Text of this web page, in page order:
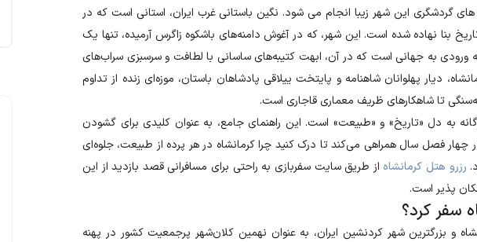
های گردشگری این شهر زیبا انجام می شود. نگین باستانی غرب ایران، استانی است که در
بنا نهاده شده است. این شهر، که در آغوش دامنه‌های باشکوه زاگرس آرمیده، تنها یک
به جهانی است که در آن، ابهت کتیبه‌های ساسانی با لطافت و سرسبزی سراب‌های
دیار پهلوانان شاهنامه و پایتخت ییلاقی پادشاهان باستان، موزه‌ای زنده از تداوم
تا شاهکارهای ظریف معماری قاجاری است.
به دل «تاریخ» و «طبیعت» است. این راهنمای جامع، به عنوان کلیدی برای گشودن
چهار فصل سال همراهی می‌کند تا درک کنید چرا کرمانشاه در هر پرده از طبیعت، جلوه‌ای
. رزرو هتل کرمانشاهاز طریق سایت سفربازی به راحتی برای مسافرانی قصد بازدید از این
پذیر است.
سفر کرد؟
و بزرگترین شهر کردنشین ایران، به عنوان نهمین کلان‌شهر پرجمعیت کشور در پهنه